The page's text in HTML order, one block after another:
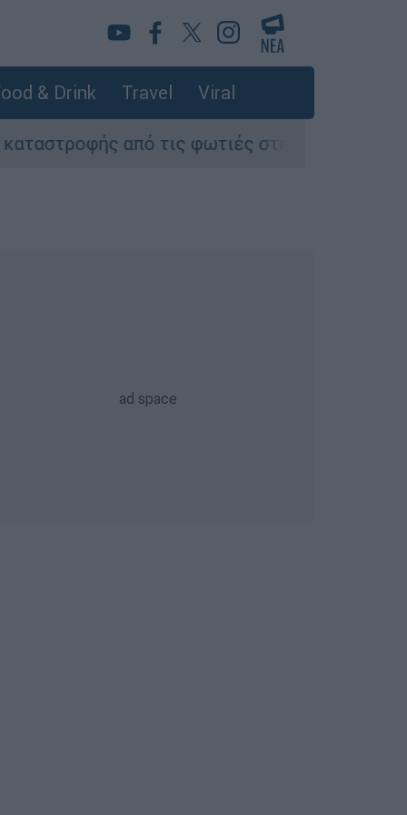
& Drink Travel Viral
από τις φωτιές στη Δυτική Αττική - Οι